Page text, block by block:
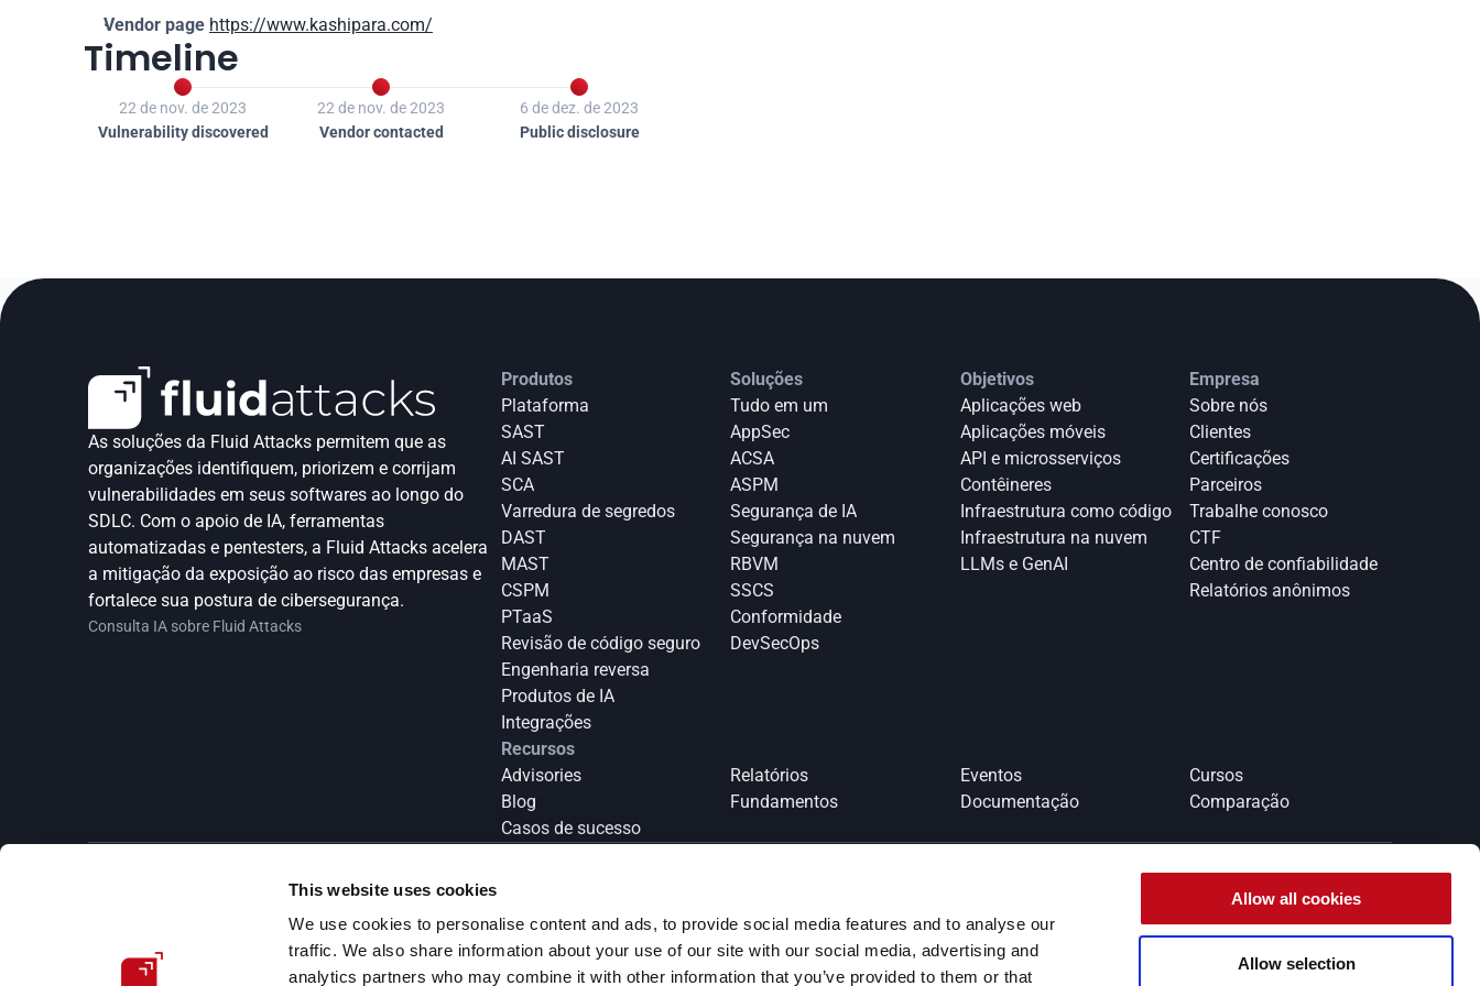
This website uses cookies
We use cookies to personalise content and ads, to provide social media features and to analyse our
traffic. We also share information about your use of our site with our social media, advertising and
analytics partners who may combine it with other information that you’ve provided to them or that
Allow all cookies
Allow selection
Vendor page https://www.kashipara.com/
Timeline

22 de nov. de 2023
Vulnerability discovered

22 de nov. de 2023
Vendor contacted

6 de dez. de 2023
Public disclosure
As soluções da Fluid Attacks permitem que as
organizações identifiquem, priorizem e corrijam
vulnerabilidades em seus softwares ao longo do
SDLC. Com o apoio de IA, ferramentas
automatizadas e pentesters, a Fluid Attacks acelera
a mitigação da exposição ao risco das empresas e
fortalece sua postura de cibersegurança.
Consulta IA sobre Fluid Attacks
Produtos
Plataforma
SAST
AI SAST
SCA
Varredura de segredos
DAST
MAST
CSPM
PTaaS
Revisão de código seguro
Engenharia reversa
Produtos de IA
Integrações
Soluções
Tudo em um
AppSec
ACSA
ASPM
Segurança de IA
Segurança na nuvem
RBVM
SSCS
Conformidade
DevSecOps
Objetivos
Aplicações web
Aplicações móveis
API e microsserviços
Contêineres
Infraestrutura como código
Infraestrutura na nuvem
LLMs e GenAI
Empresa
Sobre nós
Clientes
Certificações
Parceiros
Trabalhe conosco
CTF
Centro de confiabilidade
Relatórios anônimos
Recursos
Advisories
Blog
Casos de sucesso
Relatórios
Fundamentos
Eventos
Documentação
Cursos
Comparação
Assine nossa newsletter
Mantenha-se atualizado sobre nossos próximos
eventos e os últimos posts do blog, advisories e
outros recursos interessantes.